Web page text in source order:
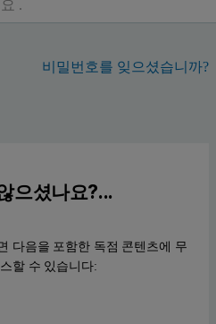
비밀번호를 잊으셨습니까?
으셨나요?...
다음을 포함한 독점 콘텐츠에 무
할 수 있습니다: